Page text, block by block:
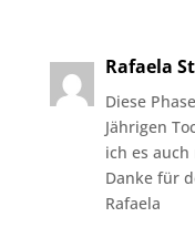
Rafaela
Diese
Jährigen
ich es
Danke für
Rafaela